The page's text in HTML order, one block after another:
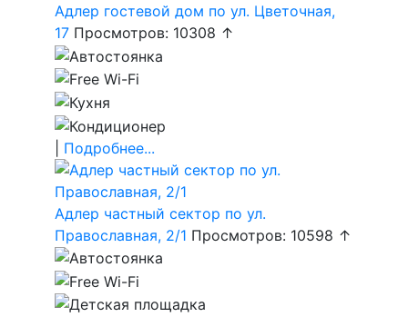
Адлер гостевой дом по ул. Цветочная,
17 Просмотров: 10308 ↑
Подробнее...
Адлер частный сектор по ул.
Православная, 2/1 Просмотров: 10598 ↑